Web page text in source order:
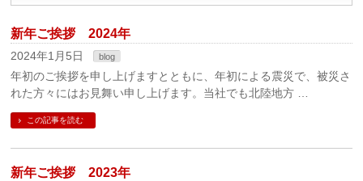
新年ご挨拶 2024年
2024年1月5日 blog
年初のご挨拶を申し上げますとともに、年初による震災で、被災さ
れた方々にはお見舞い申し上げます。当社でも北陸地方 …
この記事を読む
新年ご挨拶 2023年